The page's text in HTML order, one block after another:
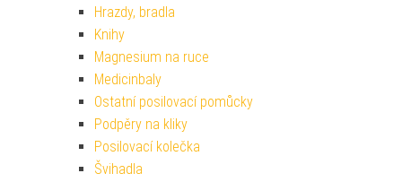
Hrazdy, bradla
Knihy
Magnesium na ruce
Medicinbaly
Ostatní posilovací pomůcky
Podpěry na kliky
Posilovací kolečka
Švihadla